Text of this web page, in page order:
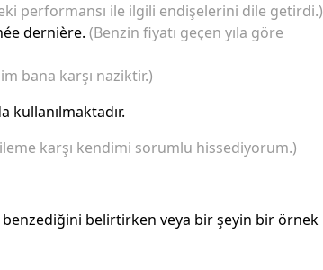
performansı ile ilgili endişelerini dile getirdi.)
dernière. (Benzin fiyatı geçen yıla göre
bana karşı naziktir.)
kullanılmaktadır.
karşı kendimi sorumlu hissediyorum.)
belirtirken veya bir şeyin bir örnek